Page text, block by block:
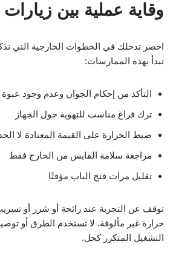
وقاية عملية بين زيارات
احصر تدخلك في الخطوات الخارجية التي
تبدأ بهذه الممارسات:
التأكد من إحكام الجوان وعدم وجود عبوة
ترك فراغ مناسب للتهوية حول الجهاز
ضبط الحرارة على القيمة المعتادة لا
مراجعة سلامة القابس من الخارج فقط
تقليل مرات فتح الباب مؤقتًا
توقف عن التجربة عند رائحة أو شرر أو
حرارة غير مألوفة. لا تستخدم الطرق أو
التشغيل المتكرر كحل.